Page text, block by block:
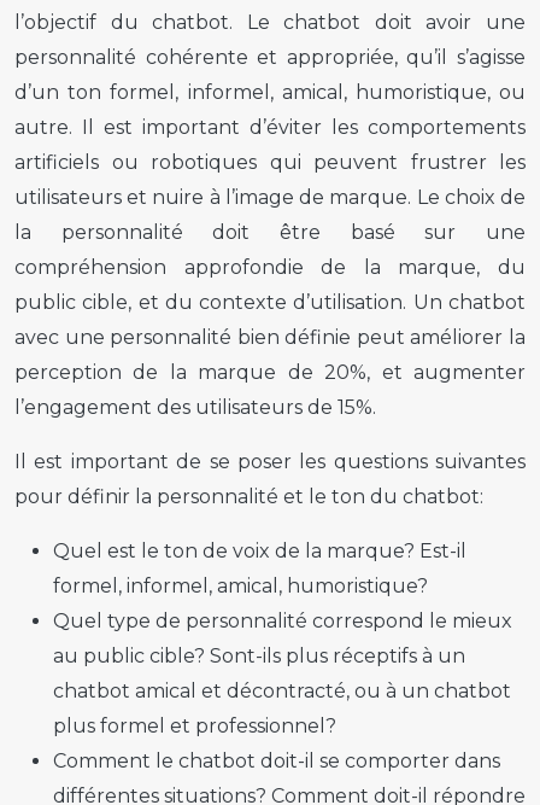
l’objectif du chatbot. Le chatbot doit avoir une
personnalité cohérente et appropriée, qu’il s’agisse
d’un ton formel, informel, amical, humoristique, ou
autre. Il est important d’éviter les comportements
artificiels ou robotiques qui peuvent frustrer les
utilisateurs et nuire à l’image de marque. Le choix de
la personnalité doit être basé sur une
compréhension approfondie de la marque, du
public cible, et du contexte d’utilisation. Un chatbot
avec une personnalité bien définie peut améliorer la
perception de la marque de 20%, et augmenter
l’engagement des utilisateurs de 15%.
Il est important de se poser les questions suivantes
pour définir la personnalité et le ton du chatbot:
Quel est le ton de voix de la marque? Est-il
formel, informel, amical, humoristique?
Quel type de personnalité correspond le mieux
au public cible? Sont-ils plus réceptifs à un
chatbot amical et décontracté, ou à un chatbot
plus formel et professionnel?
Comment le chatbot doit-il se comporter dans
différentes situations? Comment doit-il répondre